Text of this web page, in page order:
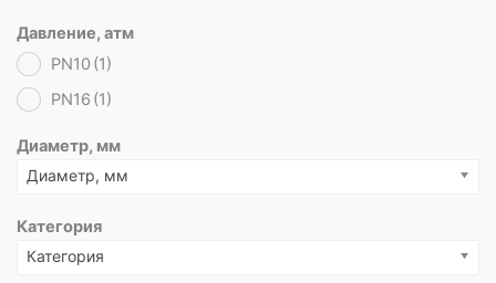
Давление, атм
PN10(1)
PN16 (1)
Диаметр, мм
Диаметр, мм
Категория
Категория